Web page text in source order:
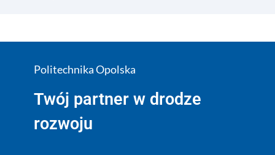
Politechnika Opolska
Twój partner w drodze
rozwoju